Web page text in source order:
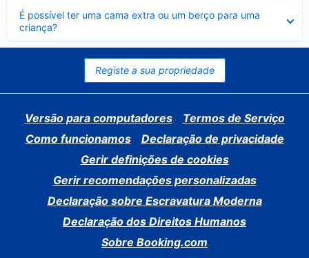
É possível ter uma cama extra ou um berço para uma
criança?
Elemento
fechado
Registe a sua propriedade
Versão para computadores
Termos de Serviço
Como funcionamos
Declaração de privacidade
Gerir definições de cookies
Gerir recomendações personalizadas
Declaração sobre Escravatura Moderna
Declaração dos Direitos Humanos
Sobre Booking.com